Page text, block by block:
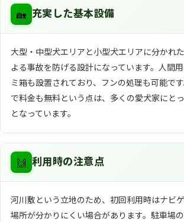
🏡 充実した基本設備
大型・中型犬エリアと小型犬エリアに分かれ
よる事故を防げる設計になっています。人間
ミ箱も設置されており、フンの処理も可能で
で料金も無料という点は、多くの愛犬家にと
となっています。
🙌 利用時の注意点
河川敷という立地のため、初回利用時はナビ
場所が分かりにくい場合があります。駐車場